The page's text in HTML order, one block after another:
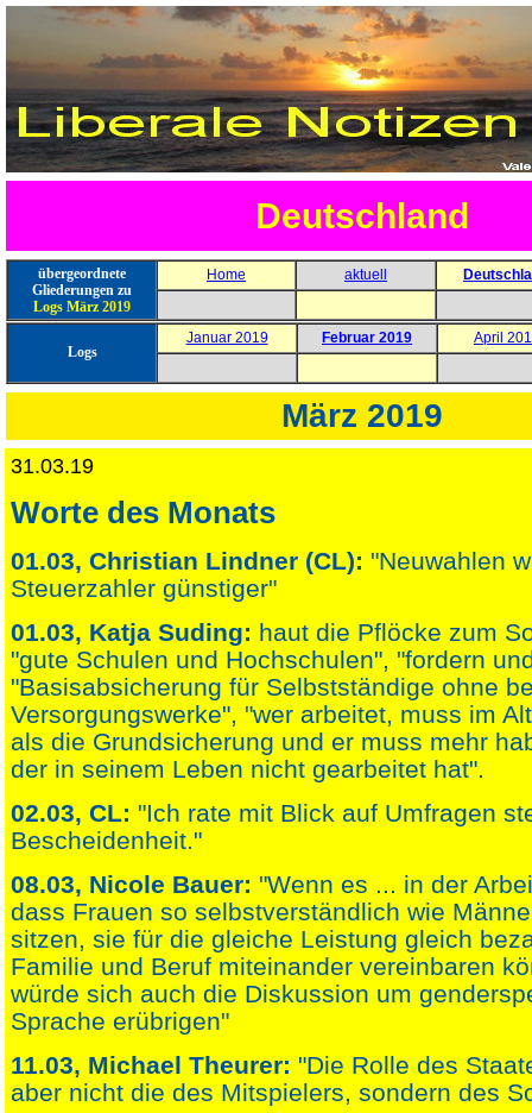
Deutschland
übergeordnete
Gliederungen zu
Logs März 2019
Home aktuell
Logs
Januar 2019 Februar 2019 April
März 2019
31.03.19
Worte des Monats
01.03, Christian Lindner (CL): "Neuwahlen
Steuerzahler günstiger"
01.03, Katja Suding: haut die Pflöcke zum
"gute Schulen und Hochschulen", "fordern
"Basisabsicherung für Selbstständige ohne
Versorgungswerke", "wer arbeitet, muss im
als die Grundsicherung und er muss mehr
der in seinem Leben nicht gearbeitet hat".
02.03, CL: "Ich rate mit Blick auf Umfragen
Bescheidenheit."
08.03, Nicole Bauer: "Wenn es ... in der
dass Frauen so selbstverständlich wie
sitzen, sie für die gleiche Leistung gleich
Familie und Beruf miteinander vereinbaren
würde sich auch die Diskussion um
Sprache erübrigen"
11.03, Michael Theurer: "Die Rolle des
aber nicht die des Mitspielers, sondern des